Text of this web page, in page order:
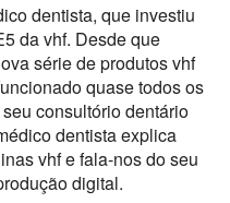
dentista, que investiu
davhf. Desde que
série de produtosvhf
quase todos os
consultório dentário
dentista explica
vhfe fala-nos do seu
digital.